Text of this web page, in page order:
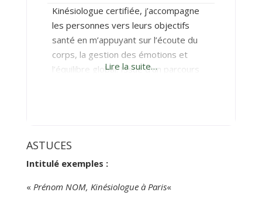
Kinésiologue certifiée, j’accompagne
les personnes vers leurs objectifs
santé en m’appuyant sur l’écoute du
corps, la gestion des émotions et
l’équilibre global. Issue d’un parcours
sans jugement. Mes séances
kinésiologie, complétée si nécessaire
par des
Lire la suite…
ASTUCES
Intitulé exemples :
« Prénom NOM, Kinésiologue à Paris«